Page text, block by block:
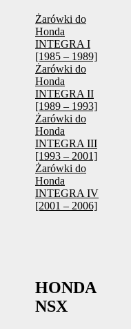
Żarówki do
Honda
INTEGRA I
[1985 – 1989]
Żarówki do
Honda
INTEGRA II
[1989 – 1993]
Żarówki do
Honda
INTEGRA III
[1993 – 2001]
Żarówki do
Honda
INTEGRA IV
[2001 – 2006]
HONDA
NSX